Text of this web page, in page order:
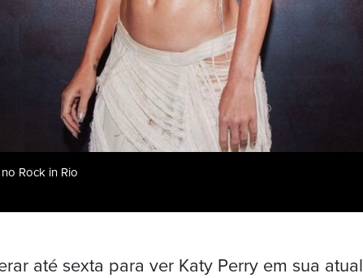
Rock in Rio
até sexta para ver Katy Perry em sua atual